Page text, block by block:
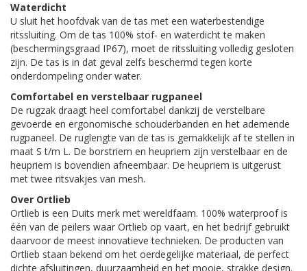
Waterdicht
U sluit het hoofdvak van de tas met een waterbestendige
ritssluiting. Om de tas 100% stof- en waterdicht te maken
(beschermingsgraad IP67), moet de ritssluiting volledig gesloten
zijn. De tas is in dat geval zelfs beschermd tegen korte
onderdompeling onder water.
Comfortabel en verstelbaar rugpaneel
De rugzak draagt heel comfortabel dankzij de verstelbare
gevoerde en ergonomische schouderbanden en het ademende
rugpaneel. De ruglengte van de tas is gemakkelijk af te stellen in
maat S t/m L. De borstriem en heupriem zijn verstelbaar en de
heupriem is bovendien afneembaar. De heupriem is uitgerust
met twee ritsvakjes van mesh.
Over Ortlieb
Ortlieb is een Duits merk met wereldfaam. 100% waterproof is
één van de peilers waar Ortlieb op vaart, en het bedrijf gebruikt
daarvoor de meest innovatieve technieken. De producten van
Ortlieb staan bekend om het oerdegelijke materiaal, de perfect
dichte afsluitingen, duurzaamheid en het mooie, strakke design.